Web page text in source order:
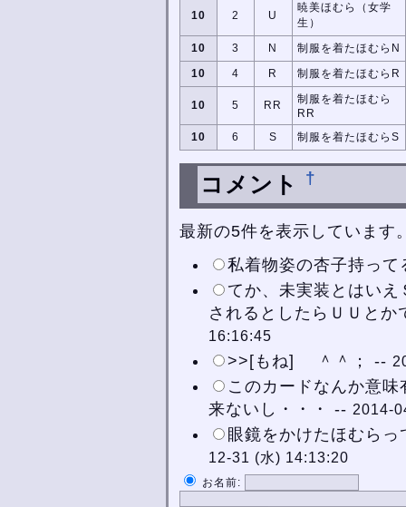
10 2 U
暁美ほむら（女学
生）
10
3 N
制服を着たほむらN
10
4 R 制服を着たほむらR
10 5 RR
制服を着たほむら
RR
10
6 S 制服を着たほむらS
コメント †
最新の5件を表示しています
私着物姿の杏子持っ
てか、未実装とはい
されるとしたらＵＵと
16:16:45
>>[もね] ＾＾； --
このカードなんか意
来ないし・・・ -- 2014-
眼鏡をかけたほむら
12-31 (水) 14:13:20
お名前: